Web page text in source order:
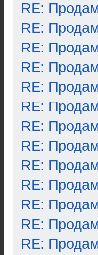
RE:
RE:
RE:
RE:
RE:
RE:
RE:
RE:
RE:
RE:
RE:
RE:
RE: